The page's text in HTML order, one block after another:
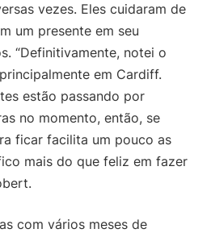
vezes. Eles cuidaram de
um presente em seu
“Definitivamente, notei o
em Cardiff.
estão passando por
no momento, então, se
ficar facilita um pouco as
mais do que feliz em fazer
com vários meses de